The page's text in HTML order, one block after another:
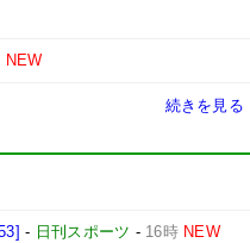
NEW
続きを見る
- 日刊スポーツ - 16時 NEW